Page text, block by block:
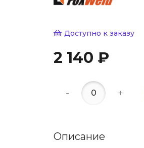
Доступно к заказу
2 140 ₽
- +
Описание